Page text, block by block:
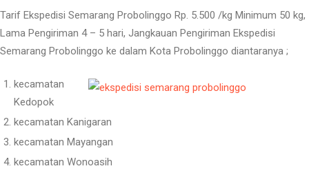
Tarif Ekspedisi Semarang Probolinggo Rp. 5.500 /kg Minimum 50 kg,
Lama Pengiriman 4 – 5 hari, Jangkauan Pengiriman Ekspedisi
Semarang Probolinggo ke dalam Kota Probolinggo diantaranya ;
kecamatan
Kedopok
kecamatan Kanigaran
kecamatan Mayangan
kecamatan Wonoasih